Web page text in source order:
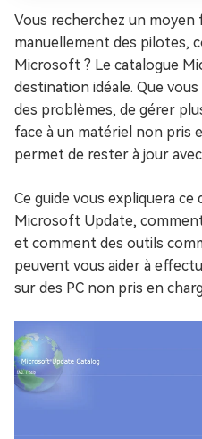
Vous recherchez un moyen
manuellement des pilotes,
Microsoft ? Le catalogue
destination idéale. Que
des problèmes, de gérer
face à un matériel non pris
permet de rester à jour
Ce guide vous expliquera ce
Microsoft Update,
et comment des outils
peuvent vous aider à
sur des PC non pris en